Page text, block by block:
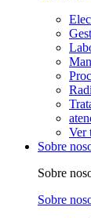
Ver
Sobre
Sobre
Sobre